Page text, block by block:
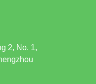
2, No. 1,